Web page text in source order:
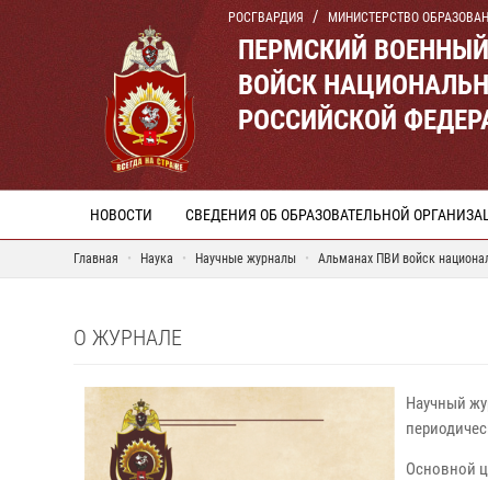
РОСГВАРДИЯ МИНИСТЕРСТВО
ПЕРМСКИЙ
ВОЙСК
РОССИЙСКОЙ
НОВОСТИ СВЕДЕНИЯ ОБ ОБРАЗОВАТЕЛЬНОЙ
Главная Наука Научные журналы Альманах ПВИ войск
О ЖУРНАЛЕ
Научный
Основной